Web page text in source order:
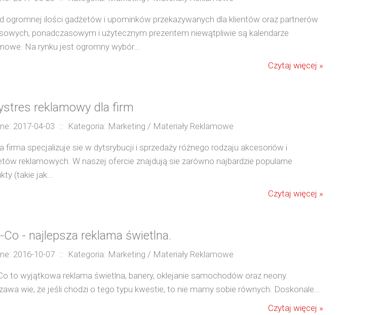
ogromnej ilości gadżetów i upominków przekazywanych dla klientów oraz partnerów
ponadczasowym i użytecznym prezentem niewątpliwie są kalendarze
Na rynku jest ogromny wybór...
Czytaj więcej »
reklamowy dla firm
2017-04-03 :: Kategoria: Marketing / Materiały Reklamowe
firma specjalizuje sie w dytsrybucji i sprzedaży różnego rodzaju akcesoriów i
reklamowych. W naszej ofercie znajdują sie zarówno najbardzie popularne
(takie jak...
Czytaj więcej »
Co - najlepsza reklama świetlna.
2016-10-07 :: Kategoria: Marketing / Materiały Reklamowe
to wyjątkowa reklama świetlna, banery, oklejanie samochodów oraz neony.
wie, że jeśli chodzi o tego typu kwestie, to nie mamy sobie równych. Doskonale...
Czytaj więcej »